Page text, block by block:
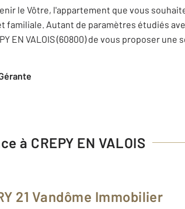
le Vôtre, l'appartement que vous
familiale. Autant de paramètres étudiés
EN VALOIS (60800) de vous proposer une
à CREPY EN VALOIS
21 Vandôme Immobilier